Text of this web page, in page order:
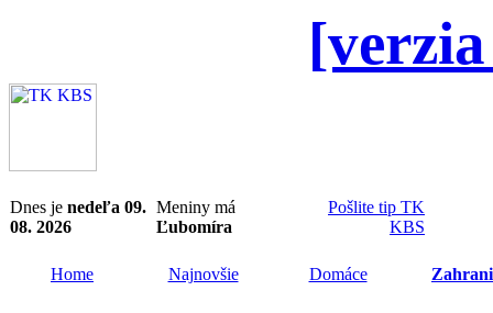
Dnes je nedeľa 09.
08. 2026
Meniny má
Ľubomíra
Pošlite tip TK
KBS
Home Najnovšie Domáce